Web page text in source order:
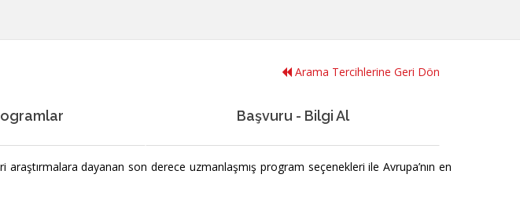
Arama Tercihlerine Geri Dön
Başvuru - Bilgi Al
dayanan son derece uzmanlaşmış program seçenekleri ile Avrupa’nın en